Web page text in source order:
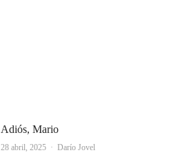
Adiós, Mario
28 abril, 2025 Autor
Darío Jovel